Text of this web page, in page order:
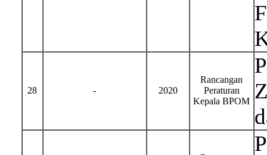
28 - 2020
Rancangan
Peraturan
Kepala BPOM